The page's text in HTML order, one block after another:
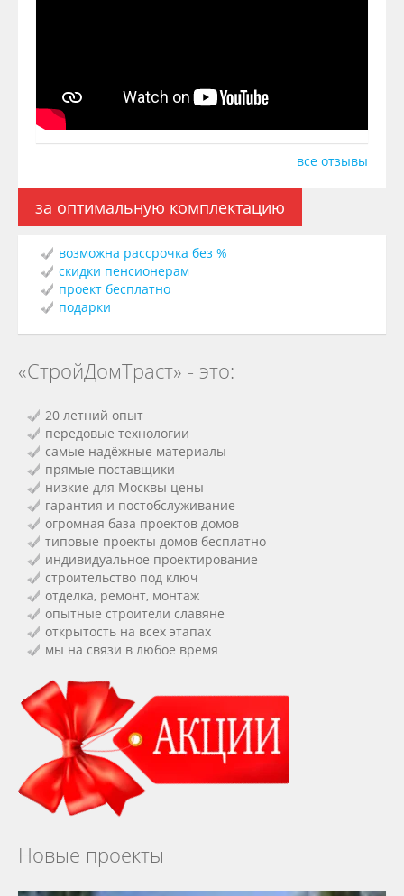
все отзывы
за оптимальную комплектацию
возможна рассрочка без %
скидки пенсионерам
проект бесплатно
подарки
«СтройДомТраст» - это:
20 летний опыт
передовые технологии
самые надёжные материалы
прямые поставщики
низкие для Москвы цены
гарантия и постобслуживание
огромная база проектов домов
типовые проекты домов бесплатно
индивидуальное проектирование
строительство под ключ
отделка, ремонт, монтаж
опытные строители славяне
открытость на всех этапах
мы на связи в любое время
Новые проекты